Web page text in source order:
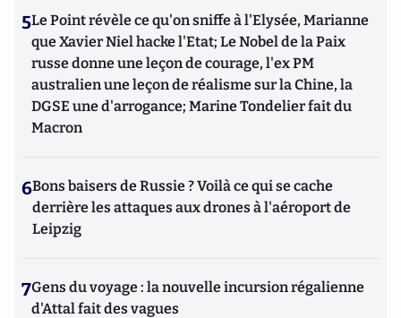
5Le Point révèle ce qu'on sniffe à l'Elysée, Marianne
que Xavier Niel hacke l'Etat; Le Nobel de la Paix
russe donne une leçon de courage, l'ex PM
australien une leçon de réalisme sur la Chine, la
DGSE une d'arrogance; Marine Tondelier fait du
Macron
6Bons baisers de Russie ? Voilà ce qui se cache
derrière les attaques aux drones à l'aéroport de
Leipzig
7Gens du voyage : la nouvelle incursion régalienne
d'Attal fait des vagues